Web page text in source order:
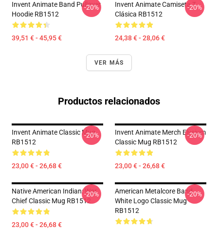
Invent Animate Band Pullover
Hoodie RB1512
39,51 € - 45,95 €
-20%
Invent Animate Camiseta T
Clásica RB1512
24,38 € - 28,06 €
-20%
VER MÁS
Productos relacionados
Invent Animate Classic Mug
RB1512
23,00 € - 26,68 €
-20%
Invent Animate Merch Elysium
Classic Mug RB1512
23,00 € - 26,68 €
-20%
Native American Indian: War
Chief Classic Mug RB1512
23,00 € - 26,68 €
-20%
American Metalcore Band
White Logo Classic Mug
RB1512
-20%